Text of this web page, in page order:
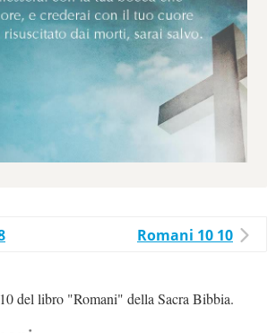
Romani 10 10
del libro "Romani" della Sacra Bibbia.